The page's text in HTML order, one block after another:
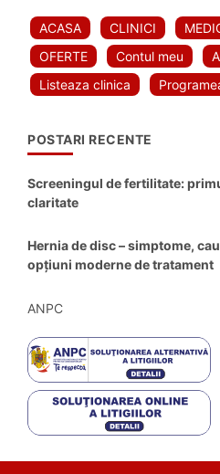
ACASA CLINICI
OFERTE
Contul meu
Listeaza clinica
POSTARI RECENTE
Screeningul de fertilitate:
claritate
Hernia de disc – simptome,
opțiuni moderne de tratament
ANPC